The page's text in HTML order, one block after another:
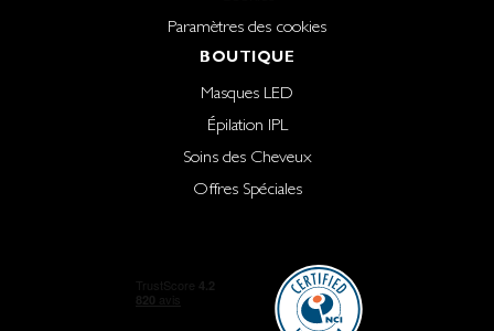
Paramètres des cookies
BOUTIQUE
Masques LED
Épilation IPL
Soins des Cheveux
Offres Spéciales